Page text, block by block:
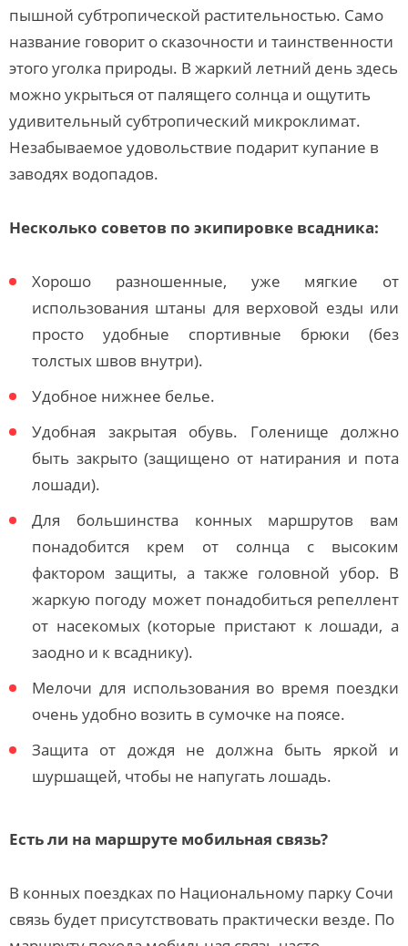
пышной субтропической растительностью. Само
название говорит о сказочности и таинственности
этого уголка природы. В жаркий летний день здесь
можно укрыться от палящего солнца и ощутить
удивительный субтропический микроклимат.
Незабываемое удовольствие подарит купание в
заводях водопадов.
Несколько советов по экипировке всадника:
Хорошо разношенные, уже мягкие от
использования штаны для верховой езды или
просто удобные спортивные брюки (без
толстых швов внутри).
Удобное нижнее белье.
Удобная закрытая обувь. Голенище должно
быть закрыто (защищено от натирания и пота
лошади).
Для большинства конных маршрутов вам
понадобится крем от солнца с высоким
фактором защиты, а также головной убор. В
жаркую погоду может понадобиться репеллент
от насекомых (которые пристают к лошади, а
заодно и к всаднику).
Мелочи для использования во время поездки
очень удобно возить в сумочке на поясе.
Защита от дождя не должна быть яркой и
шуршащей, чтобы не напугать лошадь.
Есть ли на маршруте мобильная связь?
В конных поездках по Национальному парку Сочи
связь будет присутствовать практически везде. По